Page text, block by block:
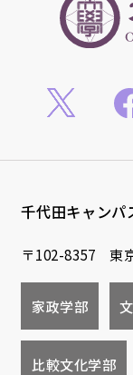
千代田キャンパ
〒102-8357 東
家政学部
比較文化学部